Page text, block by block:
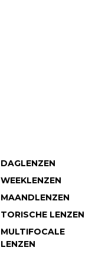
DAGLENZEN
WEEKLENZEN
MAANDLENZEN
TORISCHE LENZEN
MULTIFOCALE
LENZEN